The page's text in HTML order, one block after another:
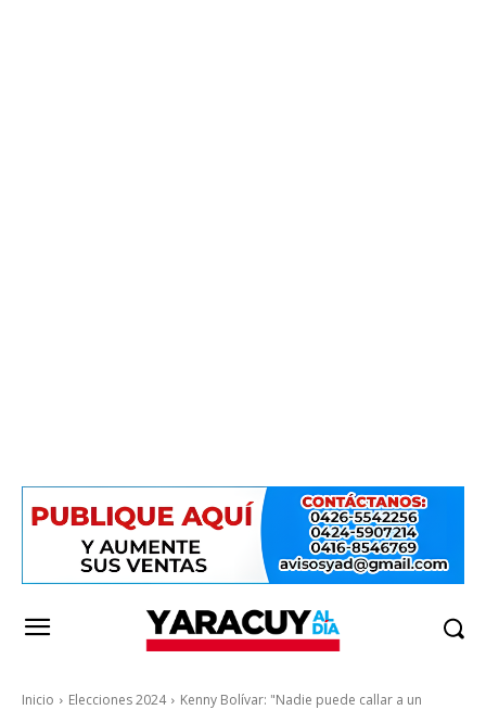
Inicio Elecciones 2024
Kenny Bolívar: "Nadie puede callar a un